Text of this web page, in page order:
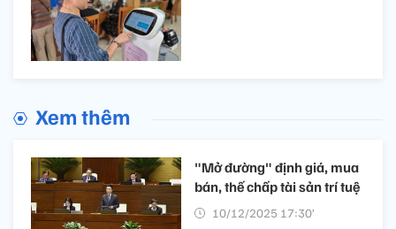
Xem thêm
"Mở đường" định giá, mua
bán, thế chấp tài sản trí tuệ
10/12/2025 17:30’